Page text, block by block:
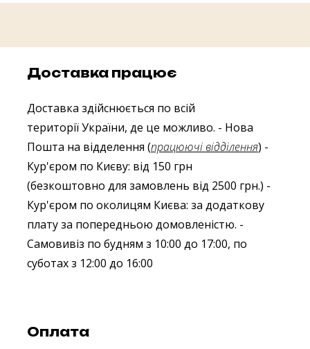
Доставка працює
Доставка здійснюється по всій
території України, де це можливо. - Нова
Пошта на відделення (працюючі відділення) -
Кур'єром по Києву: від 150 грн
(безкоштовно для замовлень від 2500 грн.) -
Кур'єром по околицям Києва: за додаткову
плату за попередньою домовленістю. -
Самовивіз по будням з 10:00 до 17:00, по
суботах з 12:00 до 16:00
Оплата